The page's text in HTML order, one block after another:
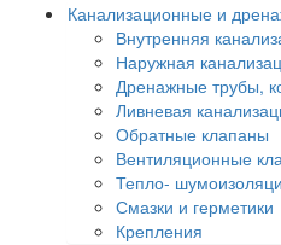
Канализационные и
Внутренняя
Наружная
Дренажные трубы,
Ливневая
Обратные клапаны
Вентиляционные
Тепло-
Смазки и герметики
Крепления